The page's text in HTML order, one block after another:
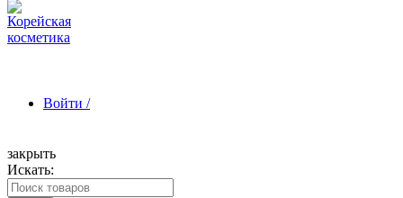
Войти /
Зарегистрироваться
закрыть
Искать: